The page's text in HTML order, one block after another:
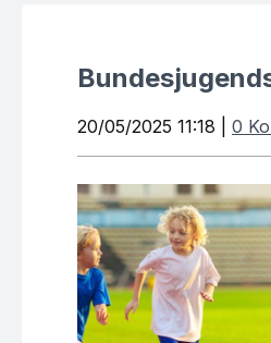
20/05/2025 11:18 | 0